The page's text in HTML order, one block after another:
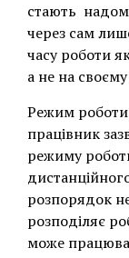
стають
через сам
часу роботи
а не на
Режим роботи
працівник
режиму
розпорядок
розподіляє
може